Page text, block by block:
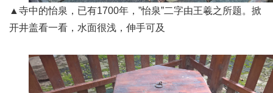
▲寺中的怡泉，已有1700年，”怡泉”二字由王羲之所题。掀
开井盖看一看，水面很浅，伸手可及